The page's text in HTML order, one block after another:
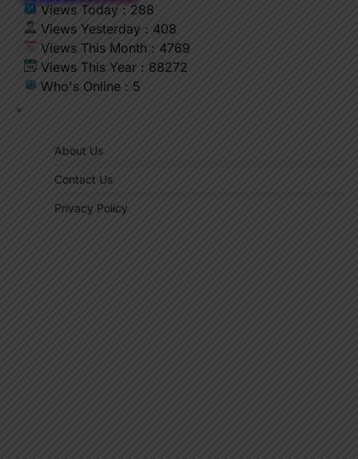
Views Today : 288
Views Yesterday : 408
Views This Month : 4769
Views This Year : 88272
Who's Online : 5
"
About Us
Contact Us
Privacy Policy